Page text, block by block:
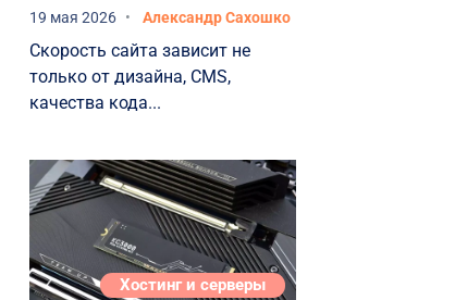
19 мая 2026 Александр Сахошко
Скорость сайта зависит не
только от дизайна, CMS,
качества кода...
Хостинг и серверы